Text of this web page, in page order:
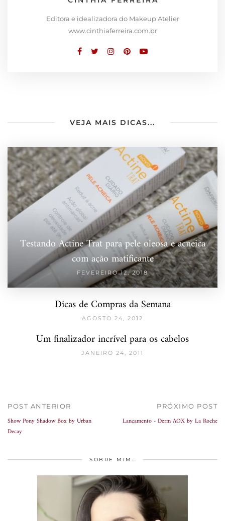
Editora e idealizadora do Makeup Atelier
www.cinthiaferreira.com.br
VEJA MAIS DICAS...
Testando Actine Trat para pele oleosa e acneica
com ação matificante
FEVEREIRO 12, 2018
Dicas de Compras da Semana
AGOSTO 24, 2012
Um finalizador incrível para os cabelos
JANEIRO 24, 2011
POST ANTERIOR
Show Pony Shadow Box by Urban
Decay
PRÓXIMO POST
Lançamento - Derm AOX by La Roche
SOBRE MIM…